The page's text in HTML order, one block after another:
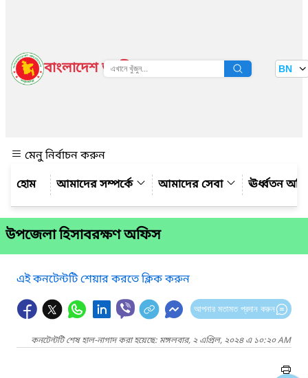
বাংলাদেশ জাতীয় তথ্য বাতায়ন BN
মেনু নির্বাচন করুন
আমাদের সম্পর্কে
আমাদের সেবা ঊর্ধ্বতন
উপজেলা হিসাবরক্ষণ অফিস
এই কনটেন্টটি শেয়ার করতে ক্লিক করুন
আপনার মতামত প্রদান করুন
কনটেন্টটি শেষ হাল-নাগাদ করা হয়েছে: মঙ্গলবার, ২ এপ্রিল, ২০২৪ এ ১০:২০ AM